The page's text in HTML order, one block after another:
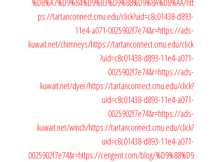
%D8%A7%D9%84%D9%83%D9%88%D9%8A%D8%AA/htt
ps://tartanconnect.cmu.edu/click?uid=c8c01438-d893-
11e4-a071-0025902f7e74&r=https://ads-
kuwait.net/chimneys/https://tartanconnect.cmu.edu/click
?uid=c8c01438-d893-11e4-a071-
0025902f7e74&r=https://ads-
kuwait.net/dyer/https://tartanconnect.cmu.edu/click?
uid=c8c01438-d893-11e4-a071-
0025902f7e74&r=https://ads-
kuwait.net/winch/https://tartanconnect.cmu.edu/click?
uid=c8c01438-d893-11e4-a071-
0025902f7e74&r=https://cengent.com/blog/%D9%88%D9